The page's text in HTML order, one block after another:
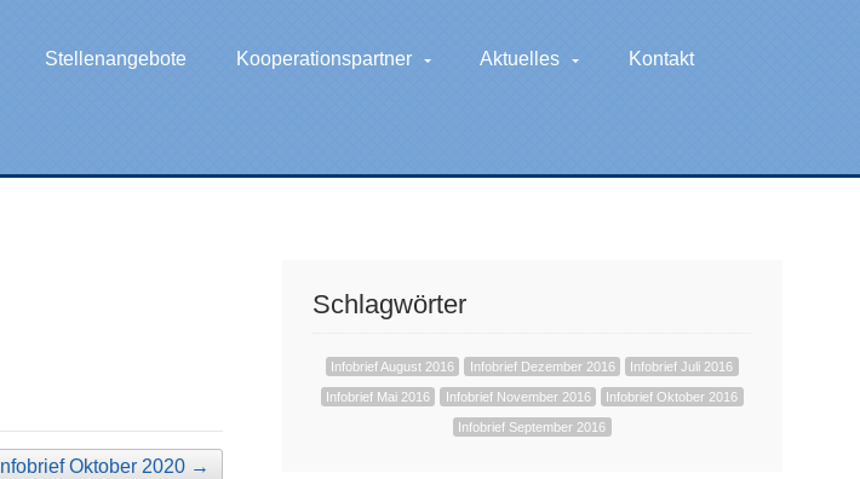
Stellenangebote Kooperationspartner Aktuelles Kontakt
Infobrief Oktober 2020 →
Schlagwörter
Infobrief August 2016 Infobrief Dezember 2016 Infobrief Juli 2016
Infobrief Mai 2016 Infobrief November 2016 Infobrief Oktober 2016
Infobrief September 2016